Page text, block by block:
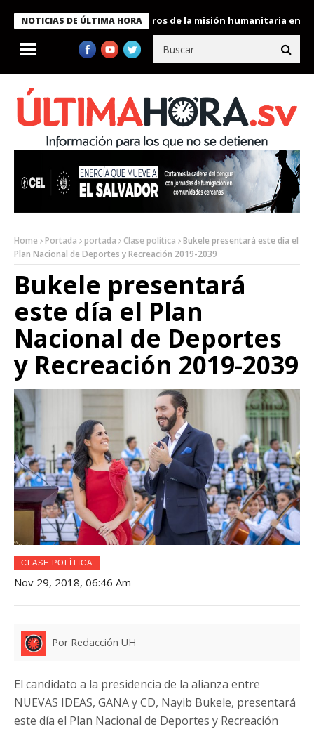
NOTICIAS DE ÚLTIMA HORA
condecora a miembros de la misión humanitaria enviada a
Home Portada portada Clase política
Bukele presentará este día el
Plan Nacional de Deportes y Recreación 2019-2039
Bukele presentará
este día el Plan
Nacional de Deportes
y Recreación 2019-2039
CLASE POLÍTICA
Nov 29, 2018, 06:46 Am
Por Redacción UH
El candidato a la presidencia de la alianza entre
NUEVAS IDEAS, GANA y CD, Nayib Bukele, presentará
este día el Plan Nacional de Deportes y Recreación